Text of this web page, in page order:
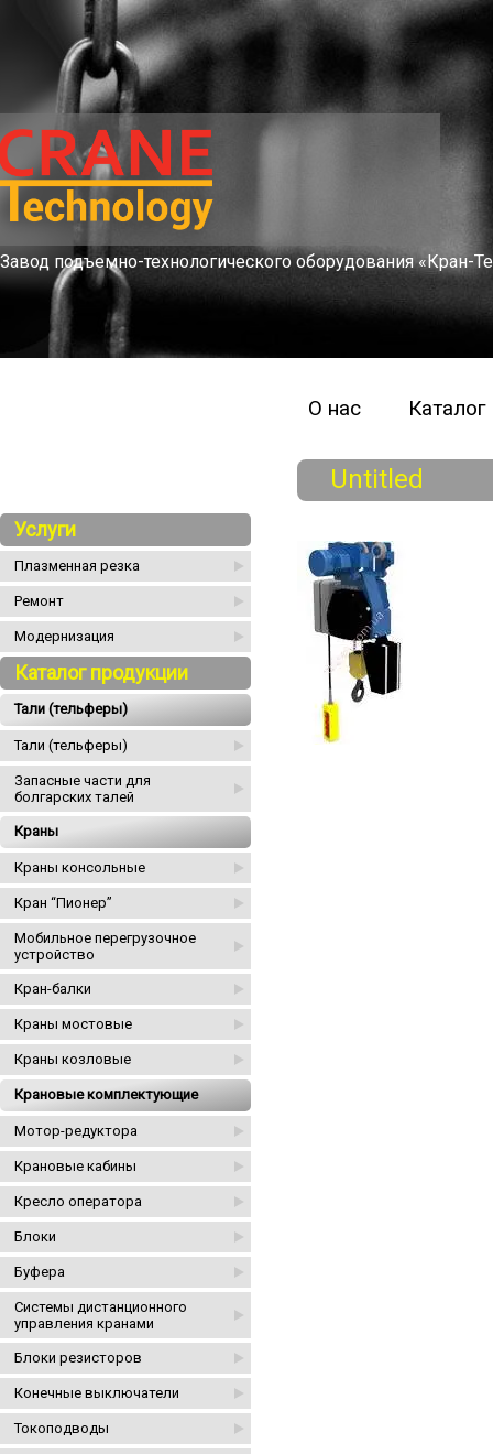
Завод подъемно-технологического оборудования «Кран-
О нас
Услуги
Плазменная резка
Ремонт
Модернизация
Каталог продукции
Тали (тельферы)
Тали (тельферы)
Запасные части для
болгарских талей
Краны
Краны консольные
Кран “Пионер”
Мобильное перегрузочное
устройство
Кран-балки
Краны мостовые
Краны козловые
Крановые комплектующие
Мотор-редуктора
Крановые кабины
Кресло оператора
Блоки
Буфера
Системы дистанционного
управления кранами
Блоки резисторов
Конечные выключатели
Токоподводы
Untitled